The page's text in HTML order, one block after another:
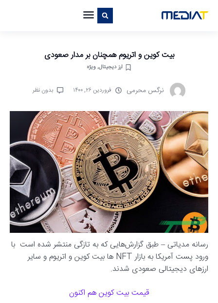
بیت کوین و اتریوم همچنان بر مدار صعودی
ارز دیجیتال,ویژه
نرگس محرمی فروردین ۲۶, ۱۴۰۰ بدون نظر
رسانه مدیاتی – طبق گزارش‌هایی که به تازگی منتشر شده است با
ورود پست آمریکا به بازار NFT ها بیت کوین و اتریوم و سایر
ارزهای دیجیتالی صعودی شدند.
قیمت بیت کوین هم اکنون